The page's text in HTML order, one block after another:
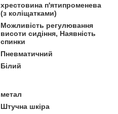
хрестовина п'ятипроменева
(з коліщатками)
Можливість регулювання
висоти сидіння, Наявність
спинки
Пневматичний
Білий
метал
Штучна шкіра